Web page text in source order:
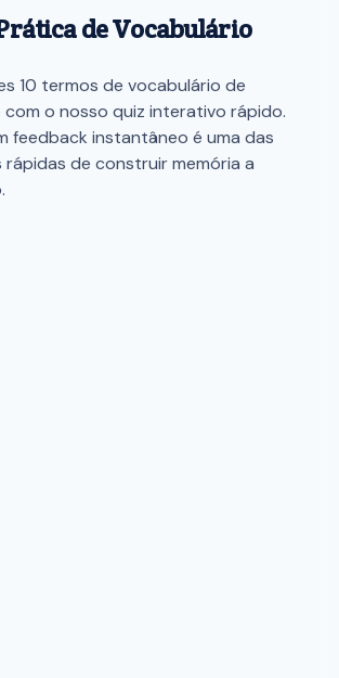
de Vocabulário
10 termos de vocabulário de
com o nosso quiz interativo rápido.
feedback instantâneo é uma das
rápidas de construir memória a